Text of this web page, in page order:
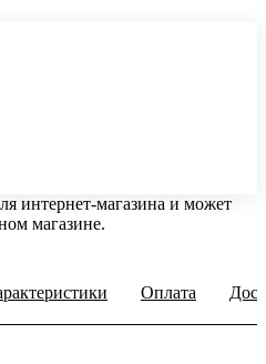
интернет-магазина и может
магазине.
Оплата